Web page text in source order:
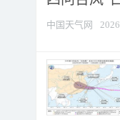
中国天气网